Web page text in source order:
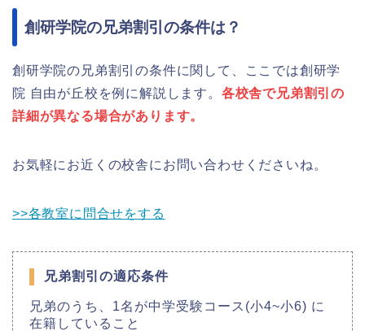
創研学院の兄弟割引の条件は？
創研学院の兄弟割引の条件に関して、ここでは創研学
院 自由が丘校を例に解説します。 各校舎で兄弟割引の
詳細が異なる場合があります。
お気軽にお近くの校舎にお問い合わせくださいね。
>>各教室に問合せをする
兄弟割引の適応条件
兄弟のうち、1名が中学受験コース(小4~小6) に
在籍していること